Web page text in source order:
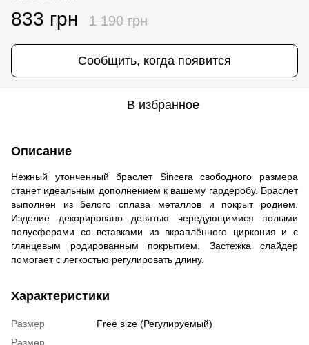
833 грн 1 190 грн
Сообщить, когда появится
В избранное
Описание
Нежный утонченный браслет Sincera свободного размера
станет идеальным дополнением к вашему гардеробу. Браслет
выполнен из белого сплава металлов и покрыт родием.
Изделие декорировано девятью чередующимися полыми
полусферами со вставками из вкраплённого циркония и с
глянцевым родированным покрытием. Застежка слайдер
помогает с легкостью регулировать длину.
Характеристики
Размер
Free size (Регулируемый)
Размер